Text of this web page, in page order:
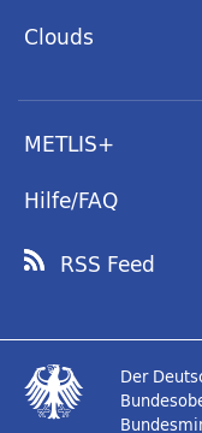
Clouds
METLIS+
Hilfe/FAQ
RSS Feed
Der